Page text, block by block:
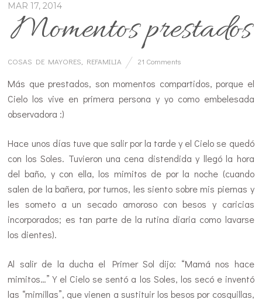
MAR 17, 2014
Momentos prestados
COSAS DE MAYORES REFAMILIA 21 Comments
Más que prestados, son momentos compartidos, porque el
Cielo los vive en primera persona y yo como embelesada
observadora :)
Hace unos días tuve que salir por la tarde y el Cielo se quedó
con los Soles. Tuvieron una cena distendida y llegó la hora
del baño, y con ella, los mimitos de por la noche (cuando
salen de la bañera, por turnos, les siento sobre mis piernas y
les someto a un secado amoroso con besos y caricias
incorporados; es tan parte de la rutina diaria como lavarse
los dientes).
Al salir de la ducha el Primer Sol dijo: “Mamá nos hace
mimitos…” Y el Cielo se sentó a los Soles, los secó e inventó
las “mimillas”, que vienen a sustituir los besos por cosquillas,